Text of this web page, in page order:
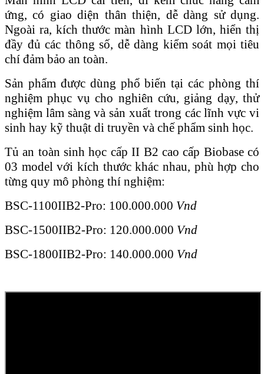
ứng, có giao diện thân thiện, dễ dàng sử dụng.
Ngoài ra, kích thước màn hình LCD lớn, hiển thị
đầy đủ các thông số, dễ dàng kiểm soát mọi tiêu
chí đảm bảo an toàn.
Sản phẩm được dùng phổ biến tại các phòng thí
nghiệm phục vụ cho nghiên cứu, giảng dạy, thử
nghiệm lâm sàng và sản xuất trong các lĩnh vực vi
sinh hay kỹ thuật di truyền và chế phẩm sinh học.
Tủ an toàn sinh học cấp II B2 cao cấp Biobase có
03 model với kích thước khác nhau, phù hợp cho
từng quy mô phòng thí nghiệm:
BSC-1100IIB2-Pro: 100.000.000 Vnd
BSC-1500IIB2-Pro: 120.000.000 Vnd
BSC-1800IIB2-Pro: 140.000.000 Vnd